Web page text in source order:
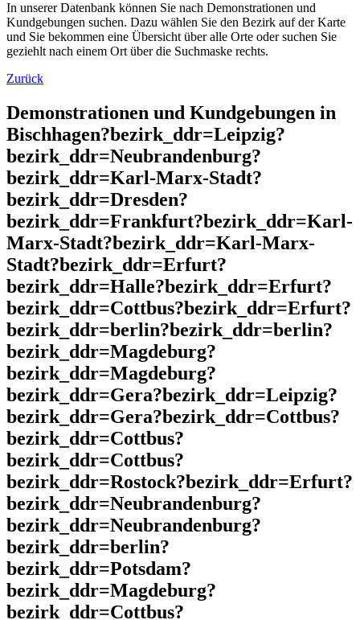
In unserer Datenbank können Sie nach Demonstrationen und
Kundgebungen suchen. Dazu wählen Sie den Bezirk auf der Karte
und Sie bekommen eine Übersicht über alle Orte oder suchen Sie
geziehlt nach einem Ort über die Suchmaske rechts.
Zurück
Demonstrationen und Kundgebungen in
Bischhagen?bezirk_ddr=Leipzig?
bezirk_ddr=Neubrandenburg?
bezirk_ddr=Karl-Marx-Stadt?
bezirk_ddr=Dresden?
bezirk_ddr=Frankfurt?bezirk_ddr=Karl-
Marx-Stadt?bezirk_ddr=Karl-Marx-
Stadt?bezirk_ddr=Erfurt?
bezirk_ddr=Halle?bezirk_ddr=Erfurt?
bezirk_ddr=Cottbus?bezirk_ddr=Erfurt?
bezirk_ddr=berlin?bezirk_ddr=berlin?
bezirk_ddr=Magdeburg?
bezirk_ddr=Magdeburg?
bezirk_ddr=Gera?bezirk_ddr=Leipzig?
bezirk_ddr=Gera?bezirk_ddr=Cottbus?
bezirk_ddr=Cottbus?
bezirk_ddr=Cottbus?
bezirk_ddr=Rostock?bezirk_ddr=Erfurt?
bezirk_ddr=Neubrandenburg?
bezirk_ddr=Neubrandenburg?
bezirk_ddr=berlin?
bezirk_ddr=Potsdam?
bezirk_ddr=Magdeburg?
bezirk_ddr=Cottbus?